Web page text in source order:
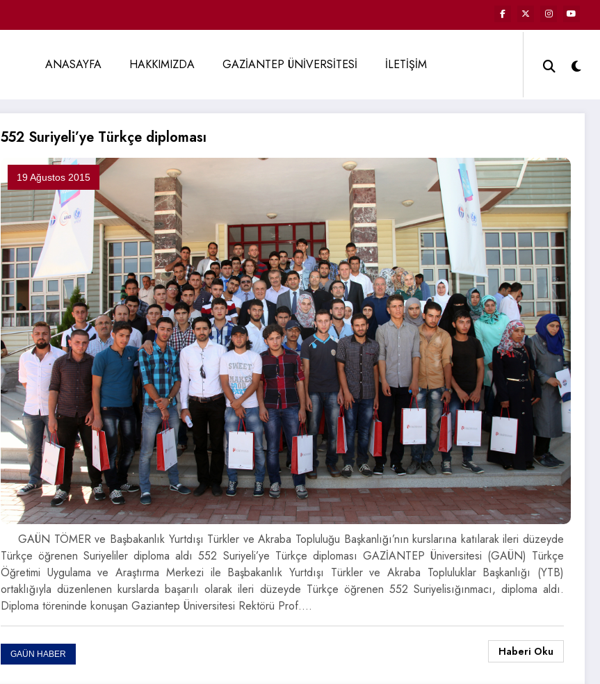
ANASAYFA HAKKIMIZDA GAZİANTEP ÜNİVERSİTESİ İLETİŞİM
552 Suriyeli’ye Türkçe diploması
19 Ağustos 2015
GAÜN TÖMER ve Başbakanlık Yurtdışı Türkler ve Akraba Topluluğu Başkanlığı’nın kurslarına katılarak ileri düzeyde
Türkçe öğrenen Suriyeliler diploma aldı 552 Suriyeli’ye Türkçe diploması GAZİANTEP Üniversitesi (GAÜN) Türkçe
Öğretimi Uygulama ve Araştırma Merkezi ile Başbakanlık Yurtdışı Türkler ve Akraba Topluluklar Başkanlığı (YTB)
ortaklığıyla düzenlenen kurslarda başarılı olarak ileri düzeyde Türkçe öğrenen 552 Suriyelisığınmacı, diploma aldı.
Diploma töreninde konuşan Gaziantep Üniversitesi Rektörü Prof.…
GAÜN HABER Haberi Oku